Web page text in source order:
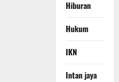
Hiburan
Hukum
IKN
Intan jaya